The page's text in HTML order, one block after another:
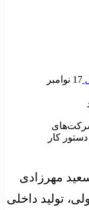
17 نوامبر
مهرزادی
تولید داخلی